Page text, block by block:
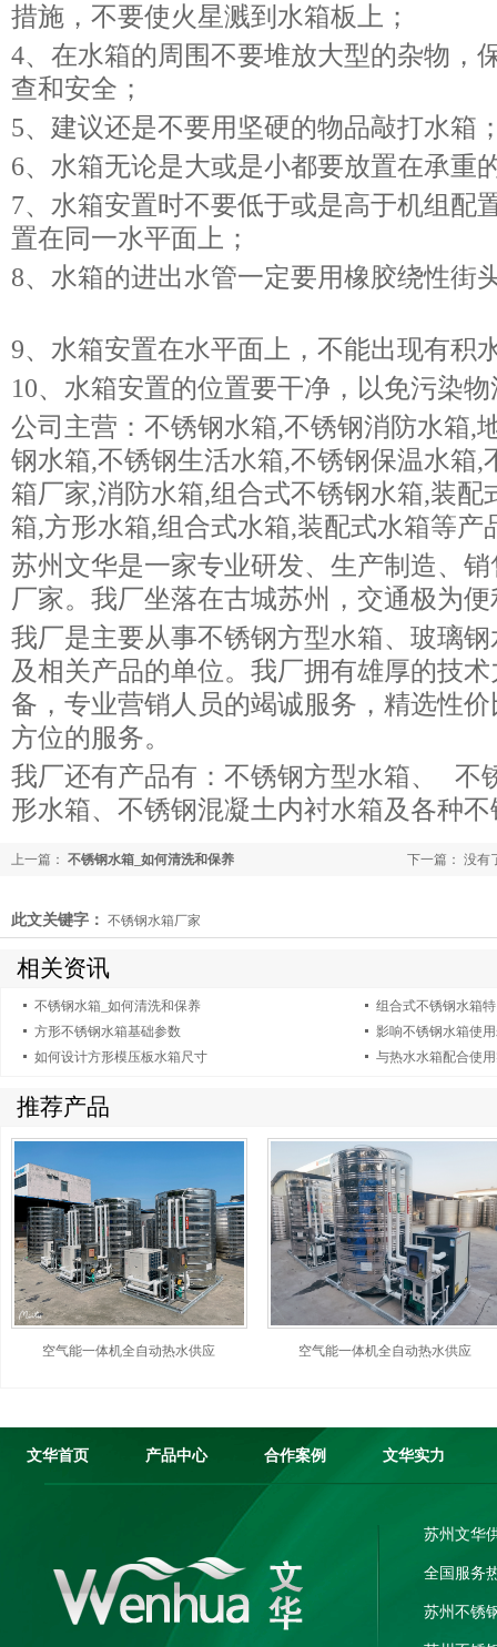
措施，不要使火星溅到水箱板上；
4、在水箱的周围不要堆放大型的杂物，
查和安全；
5、建议还是不要用坚硬的物品敲打
6、水箱无论是大或是小都要放置在
7、水箱安置时不要低于或是高于机组配
置在同一水平面上；
8、水箱的进出水管一定要用橡胶绕性街
9、水箱安置在水平面上，不能出现
10、水箱安置的位置要干净，以免
公司主营：不锈钢水箱,不锈钢消防水箱,
钢水箱,不锈钢生活水箱,不锈钢保温水箱,
箱厂家,消防水箱,组合式不锈钢水箱,装配
箱,方形水箱,组合式水箱,装配式水箱等产
苏州文华是一家专业研发、生产制造、
厂家。我厂坐落在古城苏州，交通极为便
我厂是主要从事不锈钢方型水箱、玻璃
及相关产品的单位。我厂拥有雄厚的技
备，专业营销人员的竭诚服务，精选性
方位的服务。
我厂还有产品有：不锈钢方型水箱、 不
形水箱、不锈钢混凝土内衬水箱及各种
下一篇： 没有
上一篇： 不锈钢水箱_如何清洗和保养
此文关键字： 不锈钢水箱厂家
相关资讯
不锈钢水箱_如何清洗和保养
组合式不锈钢水箱
方形不锈钢水箱基础参数
影响不锈钢水箱使
如何设计方形模压板水箱尺寸
与热水水箱配合使
推荐产品
空气能一体机全自动热水供应 空气能一体机全自动热水供应
文华首页 产品中心 合作案例 文华实力
苏州文
全国服务
苏州不锈